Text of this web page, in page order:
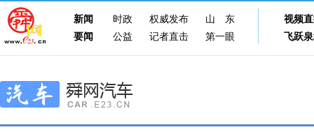
新闻 时政 权威发布 山东
视频
要闻
公益 记者直击 第一眼 飞跃